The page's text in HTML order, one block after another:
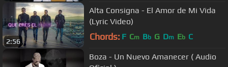
2:56
Alta Consigna - El Amor de Mi Vida
(Lyric Video)
Chords: F Cm Bb G Dm Eb C
Boza - Un Nuevo Amanecer ( Audio